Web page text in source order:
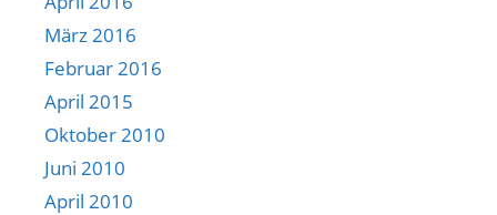
März 2016
Februar 2016
April 2015
Oktober 2010
Juni 2010
April 2010